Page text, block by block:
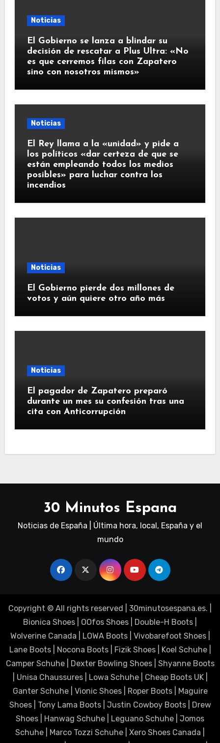
Noticias
El Gobierno se lanza a blindar su
decisión de rescatar a Plus Ultra: «No
es que cerremos filas con Zapatero
sino con nosotros mismos»
Noticias
El Rey llama a la «unidad» y pide a
los políticos «dar certeza de que se
están empleando todos los medios
posibles» para luchar contra los
incendios
Noticias
El Gobierno pierde dos millones de
votos y aún quiere otro año más
Noticias
El pagador de Zapatero preparó
durante un mes su confesión tras una
cita con Anticorrupción
30 Minutos Espana
Noticias de España | Última hora, local, España y el
mundo
Copyright © All rights reserved 30minutosespana.es. |
Bionica Shoes
OOfos Shoes Double-H Boots
Wolverine Canada
LOWA Boots| Vivobarefoot Shoes|
Lane Boots| Nocona Boots| Fizik Shoes| Koel Schuhe|
Camper Schuhe| Dexter Bowling Shoes| Shyanne Boots
Unisa Chaussures| Lowa Schuhe| Cheap Boots UK
Ganter Schuhe
Vionic Shoes| Roper Boots| Maguire
Shoes| Tony Lama Boots| Justin Cowboy Boots| Drew
Shoes
Hanwag Schuhe Leguano Schuhe
Jomos
Schuhe
Marco Tozzi Schuhe Xero Shoes Canada